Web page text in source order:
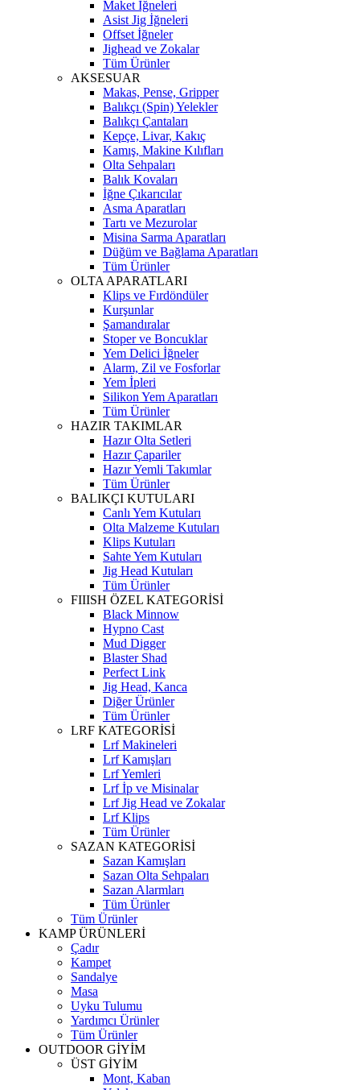
Maket İğneleri
Asist Jig İğneleri
Offset İğneler
Jighead ve Zokalar
Tüm Ürünler
AKSESUAR
Makas, Pense, Gripper
Balıkçı (Spin) Yelekler
Balıkçı Çantaları
Kepçe, Livar, Kakıç
Kamış, Makine Kılıfları
Olta Sehpaları
Balık Kovaları
İğne Çıkarıcılar
Asma Aparatları
Tartı ve Mezurolar
Misina Sarma Aparatları
Düğüm ve Bağlama Aparatları
Tüm Ürünler
OLTA APARATLARI
Klips ve Fırdöndüler
Kurşunlar
Şamandıralar
Stoper ve Boncuklar
Yem Delici İğneler
Alarm, Zil ve Fosforlar
Yem İpleri
Silikon Yem Aparatları
Tüm Ürünler
HAZIR TAKIMLAR
Hazır Olta Setleri
Hazır Çapariler
Hazır Yemli Takımlar
Tüm Ürünler
BALIKÇI KUTULARI
Canlı Yem Kutuları
Olta Malzeme Kutuları
Klips Kutuları
Sahte Yem Kutuları
Jig Head Kutuları
Tüm Ürünler
FIIISH ÖZEL KATEGORİSİ
Black Minnow
Hypno Cast
Mud Digger
Blaster Shad
Perfect Link
Jig Head, Kanca
Diğer Ürünler
Tüm Ürünler
LRF KATEGORİSİ
Lrf Makineleri
Lrf Kamışları
Lrf Yemleri
Lrf İp ve Misinalar
Lrf Jig Head ve Zokalar
Lrf Klips
Tüm Ürünler
SAZAN KATEGORİSİ
Sazan Kamışları
Sazan Olta Sehpaları
Sazan Alarmları
Tüm Ürünler
Tüm Ürünler
KAMP ÜRÜNLERİ
Çadır
Kampet
Sandalye
Masa
Uyku Tulumu
Yardımcı Ürünler
Tüm Ürünler
OUTDOOR GİYİM
ÜST GİYİM
Mont, Kaban